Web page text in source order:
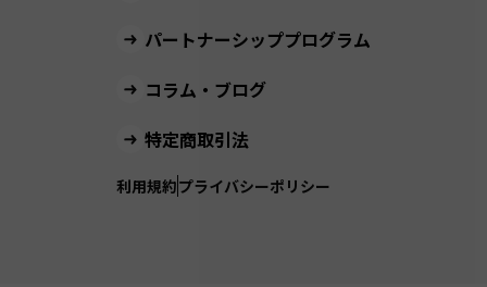
パートナーシッププログラム
コラム・ブログ
特定商取引法
利用規約プライバシーポリシー